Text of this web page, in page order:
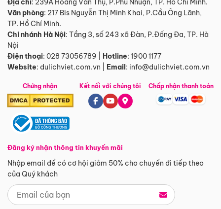
Địa chỉ: 239A Hoàng Văn Thụ, P.Phú Nhuận, TP. Hồ Chí Minh.
Văn phòng: 217 Bis Nguyễn Thị Minh Khai, P.Cầu Ông Lãnh,
TP. Hồ Chí Minh.
Chi nhánh Hà Nội: Tầng 3, số 243 xã Đàn, P.Đống Đa, TP. Hà
Nội
Điện thoại: 028 73056789 Hotline: 1900 1177
Website: dulichviet.com.vn Email: info@dulichviet.com.vn
Chứng nhận
Đăng ký nhận thông tin khuyến mãi
Nhập email để có cơ hội giảm 50% cho chuyến đi tiếp theo
của Quý khách
Kết nối với chúng tôi Chấp nhận thanh toán